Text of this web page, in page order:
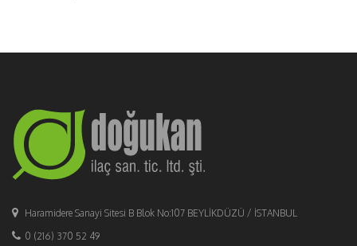
Haramidere Sanayi Sitesi B Blok No:107 BEYLİKDÜZÜ / İSTANBUL
0 (216) 370 52 49